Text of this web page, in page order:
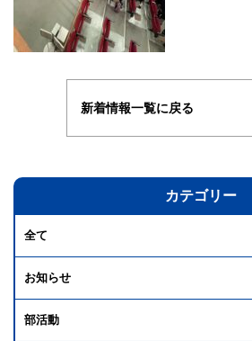
新着情報一覧に戻る
カテゴリー
全て
お知らせ
部活動